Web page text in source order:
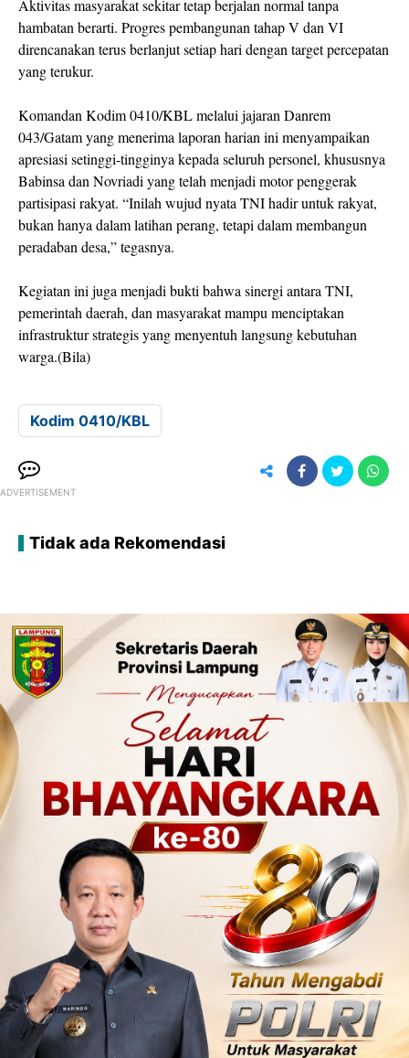
Aktivitas masyarakat sekitar tetap berjalan normal tanpa
hambatan berarti. Progres pembangunan tahap V dan VI
direncanakan terus berlanjut setiap hari dengan target percepatan
yang terukur.
Komandan Kodim 0410/KBL melalui jajaran Danrem
043/Gatam yang menerima laporan harian ini menyampaikan
apresiasi setinggi-tingginya kepada seluruh personel, khususnya
Babinsa dan Novriadi yang telah menjadi motor penggerak
partisipasi rakyat. “Inilah wujud nyata TNI hadir untuk rakyat,
bukan hanya dalam latihan perang, tetapi dalam membangun
peradaban desa,” tegasnya.
Kegiatan ini juga menjadi bukti bahwa sinergi antara TNI,
pemerintah daerah, dan masyarakat mampu menciptakan
infrastruktur strategis yang menyentuh langsung kebutuhan
warga.(Bila)
Kodim 0410/KBL
ADVERTISEMENT
Tidak ada Rekomendasi